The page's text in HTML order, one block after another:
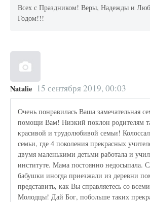
Всех с Праздником! Веры, Надежды и
Годом!!!
Natalie 15 сентября 2019, 00:03
Очень понравилась Ваша замечательная
помощи Вам! Низкий поклон родителям
красивой и трудолюбивой семьи!
семьи, где 4 поколения прекрасных
двумя маленькими детьми работала и
институте. Мама постоянно недосыпала.
бабушки иногда приезжали из деревни
представить, как Вы справляетесь со
Молодцы! Дай Бог, побольше таких